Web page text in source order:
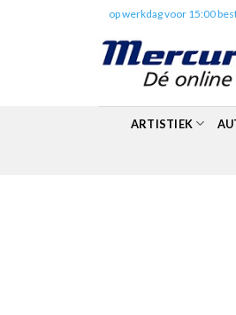
op werkdag voor 15:00
ARTISTIEK